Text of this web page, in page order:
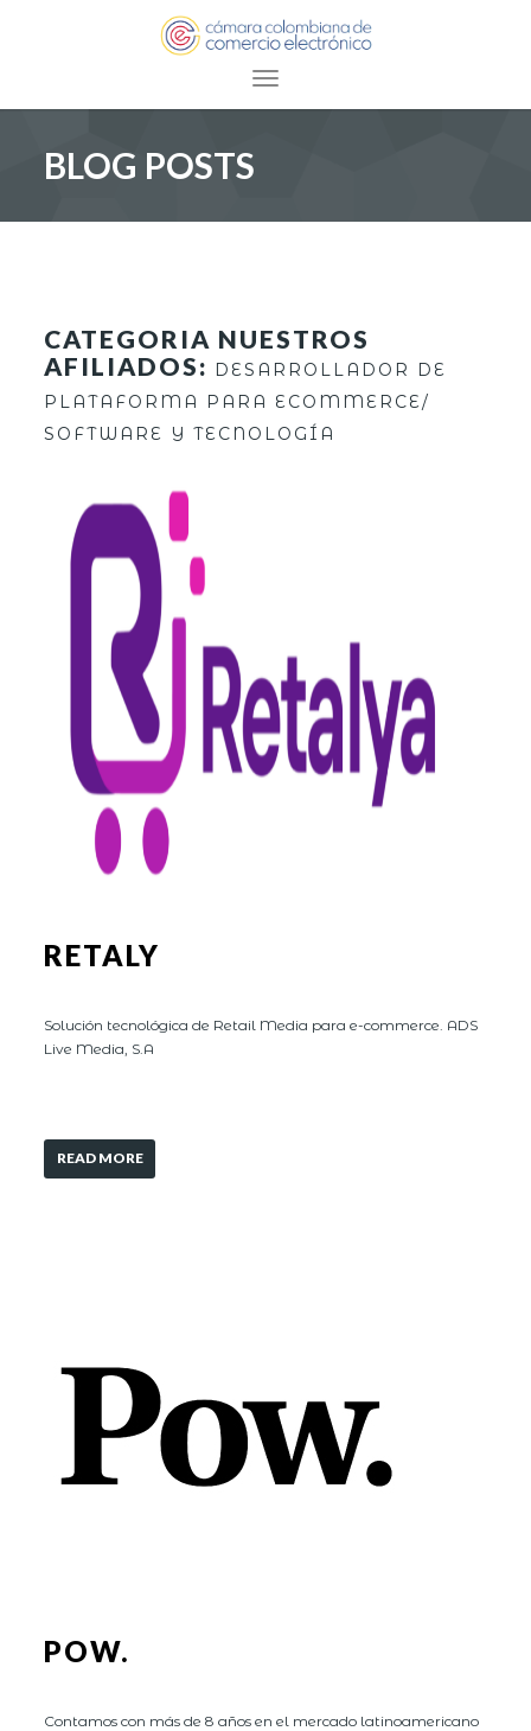
Toggle navigation
BLOG POSTS
CATEGORIA NUESTROS
AFILIADOS: DESARROLLADOR DE
PLATAFORMA PARA ECOMMERCE/
SOFTWARE Y TECNOLOGÍA
RETALY
Solución tecnológica de Retail Media para e-commerce. ADS
Live Media, S.A
READ MORE
POW.
Contamos con más de 8 años en el mercado latinoamericano